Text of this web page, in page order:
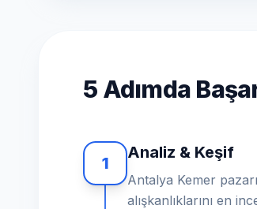
5 Adımda
1
Analiz & Keşif
Antalya Kemer
alışkanlıklarını en